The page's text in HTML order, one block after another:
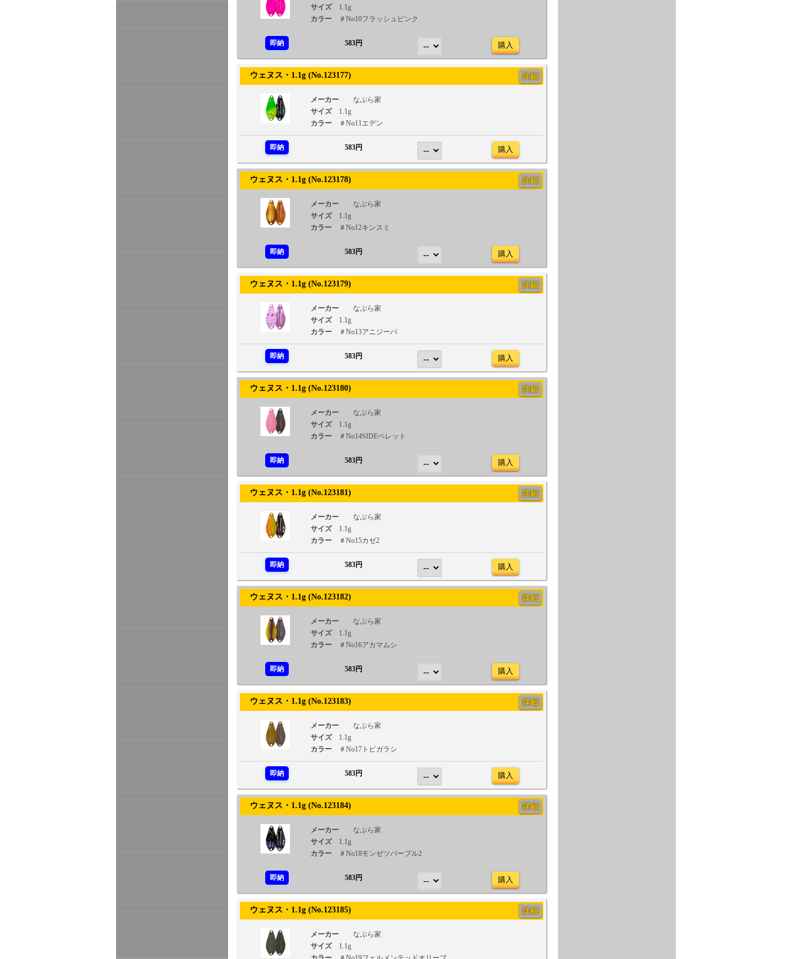
サイズ
1.1g
カラー
＃No10フラッシュピンク
即納 583円 購入
ウェヌス・1.1g (No.123177) 詳細
メーカー
なぶら家
サイズ
1.1g
カラー
＃No11エデン
即納 583円 購入
ウェヌス・1.1g (No.123178) 詳細
メーカー
なぶら家
サイズ
1.1g
カラー
＃No12キンスミ
即納 583円 購入
ウェヌス・1.1g (No.123179) 詳細
メーカー
なぶら家
サイズ
1.1g
カラー
＃No13アニジーパ
即納 583円 購入
ウェヌス・1.1g (No.123180) 詳細
メーカー
なぶら家
サイズ
1.1g
カラー
＃No14SIDEペレット
即納 583円 購入
ウェヌス・1.1g (No.123181) 詳細
メーカー
なぶら家
サイズ
1.1g
カラー
＃No15カゼ2
即納 583円 購入
ウェヌス・1.1g (No.123182) 詳細
メーカー
なぶら家
サイズ
1.1g
カラー
＃No16アカマムシ
即納 583円 購入
ウェヌス・1.1g (No.123183) 詳細
メーカー
なぶら家
サイズ
1.1g
カラー
＃No17トビガラシ
即納 583円 購入
ウェヌス・1.1g (No.123184) 詳細
メーカー
なぶら家
サイズ
1.1g
カラー
＃No18モンゼツパープル2
即納 583円 購入
ウェヌス・1.1g (No.123185) 詳細
メーカー
なぶら家
サイズ
1.1g